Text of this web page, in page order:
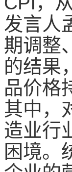
发言人
期调整
的结果
品价格
其中，
造业行
困境。